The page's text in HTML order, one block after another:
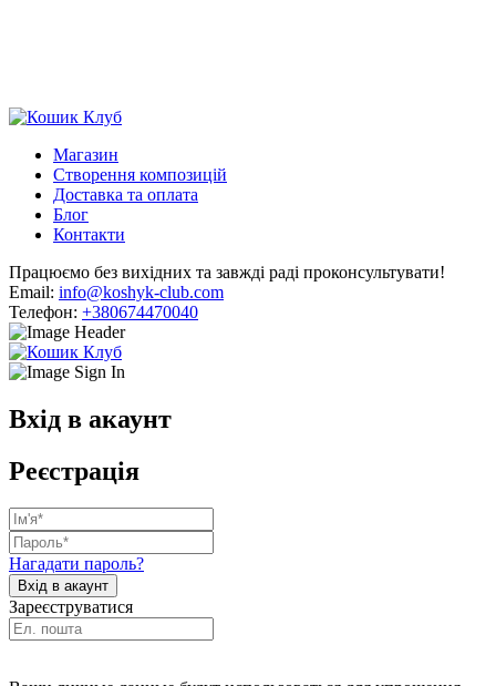
Магазин
Створення композицій
Доставка та оплата
Блог
Контакти
Працюємо без вихідних та завжді раді проконсультувати!
Email: info@koshyk-club.com
Телефон: +380674470040
Вхід в акаунт
Реєстрація
Нагадати пароль?
Зареєструватися